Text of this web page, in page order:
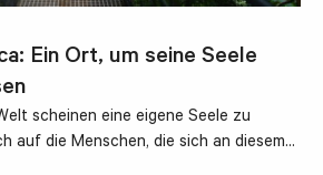
Ein Ort, um seine Seele
scheinen eine eigene Seele zu
auf die Menschen, die sich an diesem…